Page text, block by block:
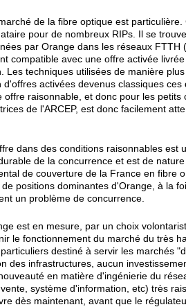
de la fibre optique est
pour de nombreux RIPs. Il se
par Orange dans les réseaux FTTH
compatible avec une offre activée
Les techniques utilisées de manière
activées devenus classiques
offre raisonnable, et donc pour les
de l'ARCEP, est donc facilement
dans des conditions raisonnables est
de la concurrence et est de
de couverture de la France en fibre
positions dominantes d'Orange, à la
un problème de concurrence.
est en mesure, par un choix
le fonctionnement du marché du très
destiné à servir les marchés
des infrastructures, aucun
en matière d'ingénierie du
système d'information, etc) très
dès maintenant, avant que le